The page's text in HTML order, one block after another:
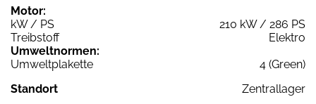
Motor:
kW / PS
210 kW / 286 PS
Treibstoff
Elektro
Umweltnormen:
Umweltplakette
4 (Green)
Standort
Zentrallager